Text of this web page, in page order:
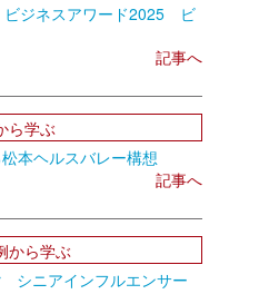
ジネスアワード2025 ビ
記事へ
ら学ぶ
本ヘルスバレー構想
記事へ
から学ぶ
シニアインフルエンサー